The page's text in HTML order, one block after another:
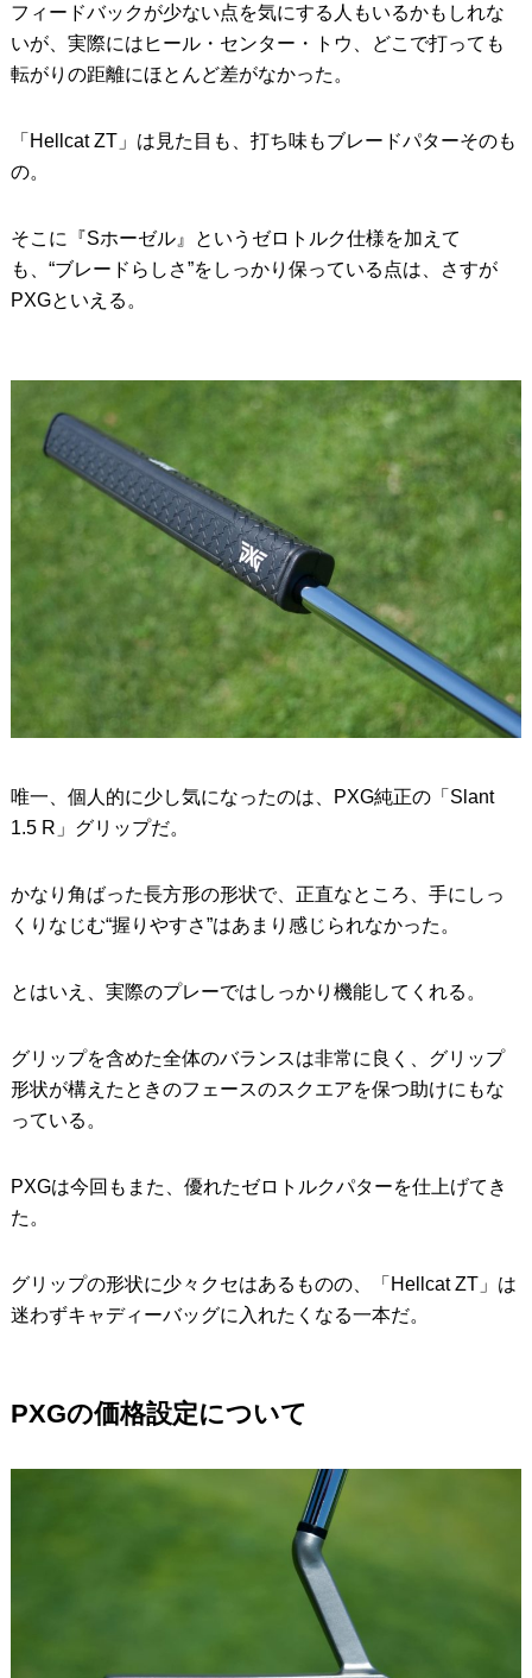
フィードバックが少ない点を気にする人もいるかもしれな
いが、実際にはヒール・センター・トウ、どこで打っても
転がりの距離にほとんど差がなかった。
「Hellcat ZT」は見た目も、打ち味もブレードパターそのも
の。
そこに『Sホーゼル』というゼロトルク仕様を加えて
も、“ブレードらしさ”をしっかり保っている点は、さすが
PXGといえる。
唯一、個人的に少し気になったのは、PXG純正の「Slant
1.5 R」グリップだ。
かなり角ばった長方形の形状で、正直なところ、手にしっ
くりなじむ“握りやすさ”はあまり感じられなかった。
とはいえ、実際のプレーではしっかり機能してくれる。
グリップを含めた全体のバランスは非常に良く、グリップ
形状が構えたときのフェースのスクエアを保つ助けにもな
っている。
PXGは今回もまた、優れたゼロトルクパターを仕上げてき
た。
グリップの形状に少々クセはあるものの、「Hellcat ZT」は
迷わずキャディーバッグに入れたくなる一本だ。
PXGの価格設定について